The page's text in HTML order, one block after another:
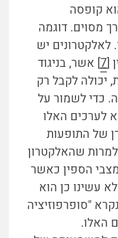
קופסה
מסוים. דוגמה
לאלקטרונים יש
[
7] אשר, בניגוד
יכולה לקבל רק
כדי לשמור על
לערכים האלו
של התופעות
למרות שהאלקטרון
הספין כאשר
עשינו כן הוא
"סופרפוזיציה
האלו.